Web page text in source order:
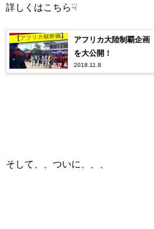
詳しくはこちら☟
アフリカ大陸制覇企画
を大公開！
2018.11.8
そして、、ついに、、、